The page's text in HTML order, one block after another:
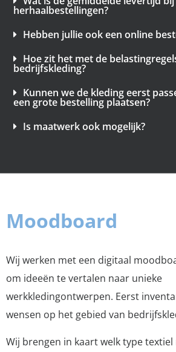
herhaalbestellingen?
Hebben jullie ook een online
Hoe zit het met de
bedrijfskleding?
Kunnen we de kleding eerst
een grote bestelling plaatsen?
Is maatwerk ook mogelijk?
Moodboard
Wij werken met een digitaal
om ideeën te vertalen naar unieke
werkkledingontwerpen. Eerst
wensen op het gebied van
Wij brengen in kaart welk type textiel